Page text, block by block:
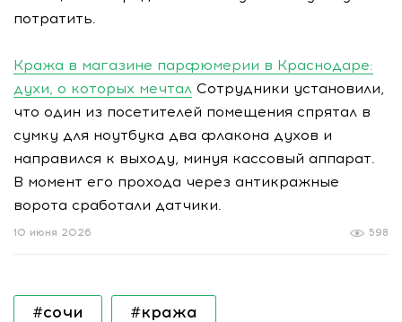
потратить.
Кража в магазине парфюмерии в Краснодаре:
духи, о которых мечтал Сотрудники установили,
что один из посетителей помещения спрятал в
сумку для ноутбука два флакона духов и
направился к выходу, минуя кассовый аппарат.
В момент его прохода через антикражные
ворота сработали датчики.
598
10 июня 2026
#сочи #кража